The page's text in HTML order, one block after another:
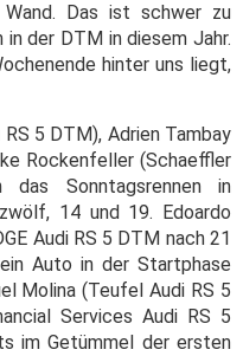
Das ist schwer zu
in der DTM in diesem Jahr.
hinter uns liegt,
5 DTM), Adrien Tambay
Rockenfeller (Schaeffler
Sonntagsrennen in
14 und 19. Edoardo
Audi RS 5 DTM nach 21
Auto in der Startphase
Molina (Teufel Audi RS 5
Services Audi RS 5
im Getümmel der ersten